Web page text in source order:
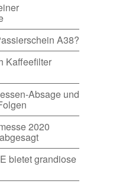
A38?
Kaffeefilter
Absage und
2020
bietet grandiose